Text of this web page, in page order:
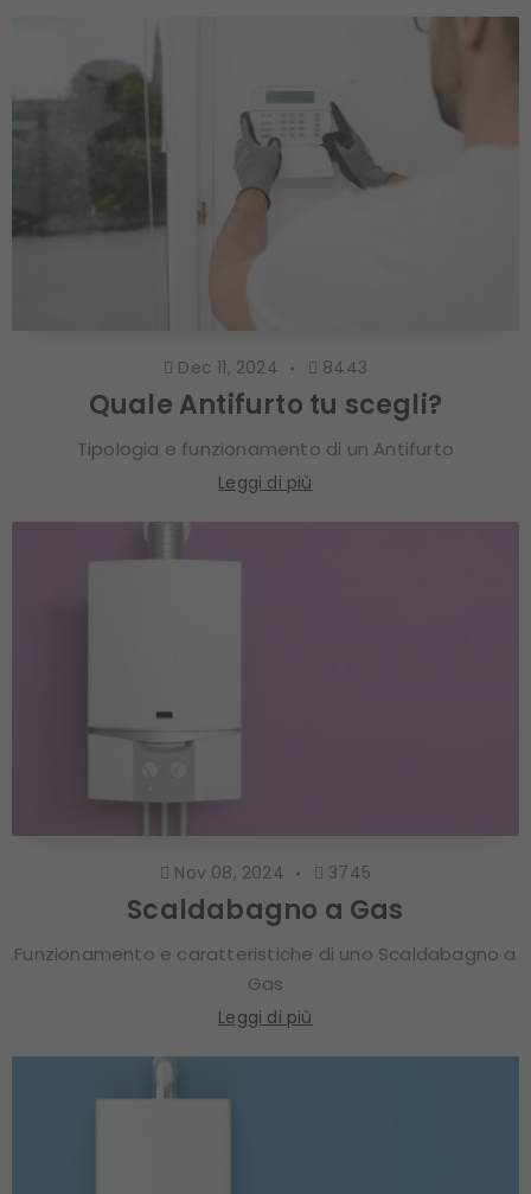
Dec 11, 2024 8443
Quale Antifurto tu scegli?
Tipologia e funzionamento di un Antifurto
Leggi di più
Nov 08, 2024 3745
Scaldabagno a Gas
Funzionamento e caratteristiche di uno Scaldabagno a
Gas
Leggi di più